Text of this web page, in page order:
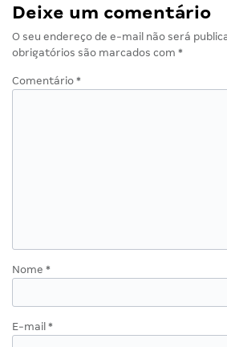
Deixe um comentário
O seu endereço de e-mail não será
obrigatórios são marcados com *
Comentário *
Nome *
E-mail *